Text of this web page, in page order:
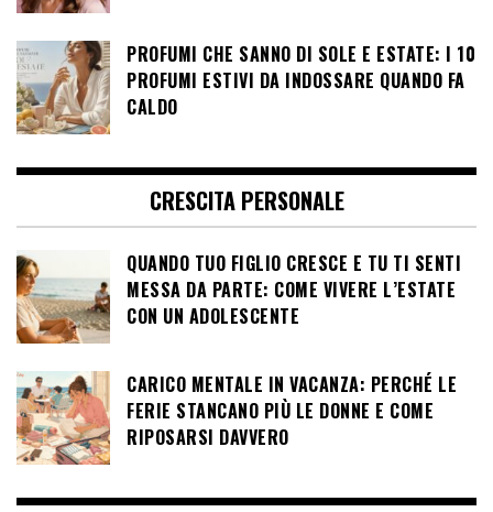
PROFUMI CHE SANNO DI SOLE E ESTATE: I 10
PROFUMI ESTIVI DA INDOSSARE QUANDO FA
CALDO
CRESCITA PERSONALE
QUANDO TUO FIGLIO CRESCE E TU TI SENTI
MESSA DA PARTE: COME VIVERE L’ESTATE
CON UN ADOLESCENTE
CARICO MENTALE IN VACANZA: PERCHÉ LE
FERIE STANCANO PIÙ LE DONNE E COME
RIPOSARSI DAVVERO